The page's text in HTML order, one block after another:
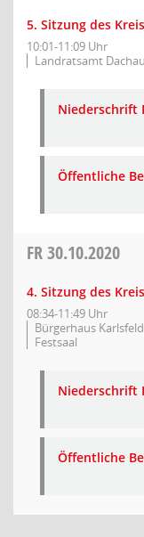
5. Sitzung des
10:01-11:09 Uhr
Landratsamt
Niederschrift
Öffentliche
FR30.10.2020
4. Sitzung des
08:34-11:49 Uhr
Bürgerhaus
Festsaal
Niederschrift
Öffentliche